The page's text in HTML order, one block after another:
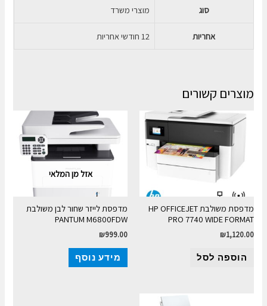
סוג מוצרי משרד
אחריות 12 חודשי אחריות
מוצרים קשורים
מדפסת משולבת HP OFFICEJET
PRO 7740 WIDE FORMAT
₪1,120.00
הוספה לסל
אזל מן המלאי
מדפסת לייזר שחור לבן משולבת
PANTUM M6800FDW
₪999.00
מידע נוסף